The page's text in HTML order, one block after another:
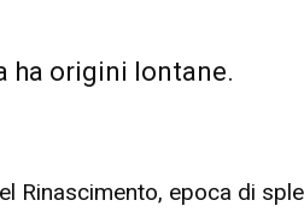
ha origini lontane.
Rinascimento, epoca di